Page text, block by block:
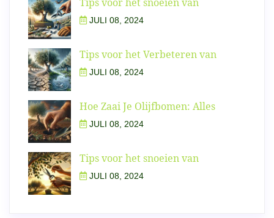
JULI 08, 2024
Tips voor het Verbeteren van
JULI 08, 2024
Hoe Zaai Je Olijfbomen: Alles
JULI 08, 2024
Tips voor het snoeien van
JULI 08, 2024